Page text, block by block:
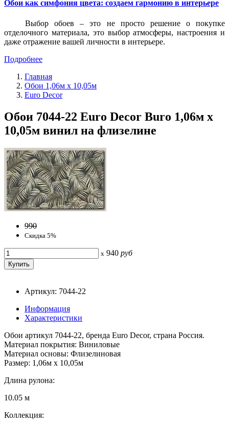
Обои как симфония цвета: создаем гармонию в интерьере
Выбор обоев – это не просто решение о покупке
отделочного материала, это выбор атмосферы, настроения и
даже отражение вашей личности в интерьере.
Подробнее
Главная
Обои 1,06м х 10,05м
Euro Decor
Обои 7044-22 Euro Decor Buro 1,06м х
10,05м винил на флизелине
990
Скидка 5%
x 940 руб
Артикул: 7044-22
Информация
Характеристики
Обои артикул 7044-22, бренда Euro Decor, страна Россия.
Материал покрытия: Виниловые
Материал основы: Флизелиновая
Размер: 1,06м х 10,05м
Длина рулона:
10.05 м
Коллекция: